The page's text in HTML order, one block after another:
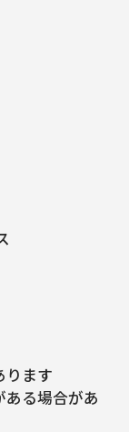
ります
る場合があ